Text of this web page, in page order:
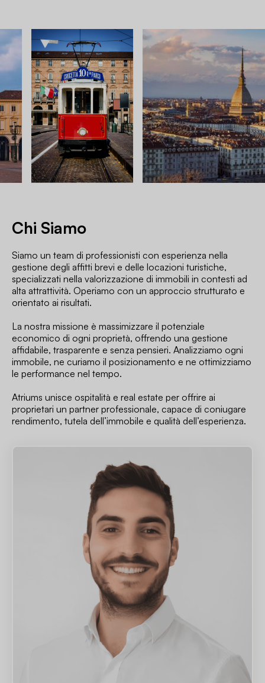
Chi Siamo
Siamo un team di professionisti con esperienza nella
gestione degli affitti brevi e delle locazioni turistiche,
specializzati nella valorizzazione di immobili in contesti ad
alta attrattività. Operiamo con un approccio strutturato e
orientato ai risultati.
La nostra missione è massimizzare il potenziale
economico di ogni proprietà, offrendo una gestione
affidabile, trasparente e senza pensieri. Analizziamo ogni
immobile, ne curiamo il posizionamento e ne ottimizziamo
le performance nel tempo.
Atriums unisce ospitalità e real estate per offrire ai
proprietari un partner professionale, capace di coniugare
rendimento, tutela dell’immobile e qualità dell’esperienza.